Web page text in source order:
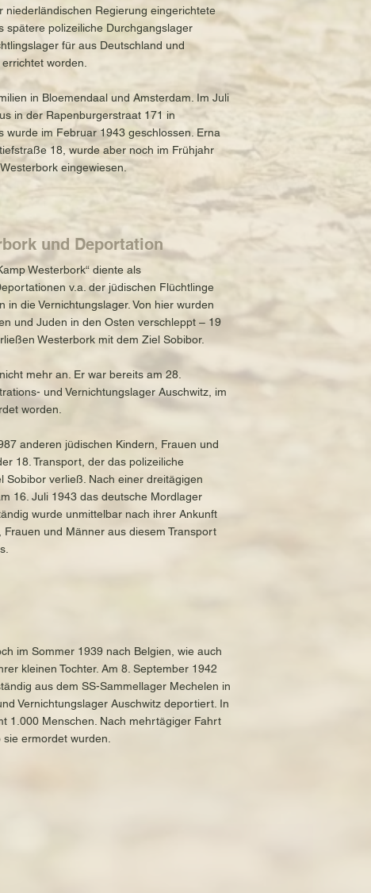
Regierung eingerichtete
spätere polizeiliche Durchgangslager
für aus Deutschland und
worden.
in Bloemendaal und Amsterdam. Im Juli
in der Rapenburgerstraat 171 in
wurde im Februar 1943 geschlossen. Erna
18, wurde aber noch im Frühjahr
eingewiesen.
und Deportation
Westerbork“ diente als
v.a. der jüdischen Flüchtlinge
die Vernichtungslager. Von hier wurden
und Juden in den Osten verschleppt – 19
Westerbork mit dem Ziel Sobibor.
mehr an. Er war bereits am 28.
und Vernichtungslager Auschwitz, im
worden.
anderen jüdischen Kindern, Frauen und
18. Transport, der das polizeiliche
Sobibor verließ. Nach einer dreitägigen
16. Juli 1943 das deutsche Mordlager
wurde unmittelbar nach ihrer Ankunft
und Männer aus diesem Transport
im Sommer 1939 nach Belgien, wie auch
kleinen Tochter. Am 8. September 1942
aus dem SS-Sammellager Mechelen in
Vernichtungslager Auschwitz deportiert. In
1.000 Menschen. Nach mehrtägiger Fahrt
ermordet wurden.